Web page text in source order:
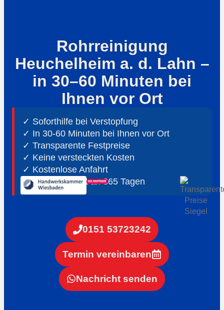
Rohrreinigung
Heuchelheim a. d. Lahn –
in 30–60 Minuten bei
Ihnen vor Ort
✓ Soforthilfe bei Verstopfung
✓ In 30-60 Minuten bei Ihnen vor Ort
✓ ⁠Transparente Festpreise
✓ Keine versteckten Kosten
✓ Kostenlose Anfahrt
✓ ⁠24h Notdienst an 365 Tagen
0151 53723242
Termin vereinbaren
Nachricht senden